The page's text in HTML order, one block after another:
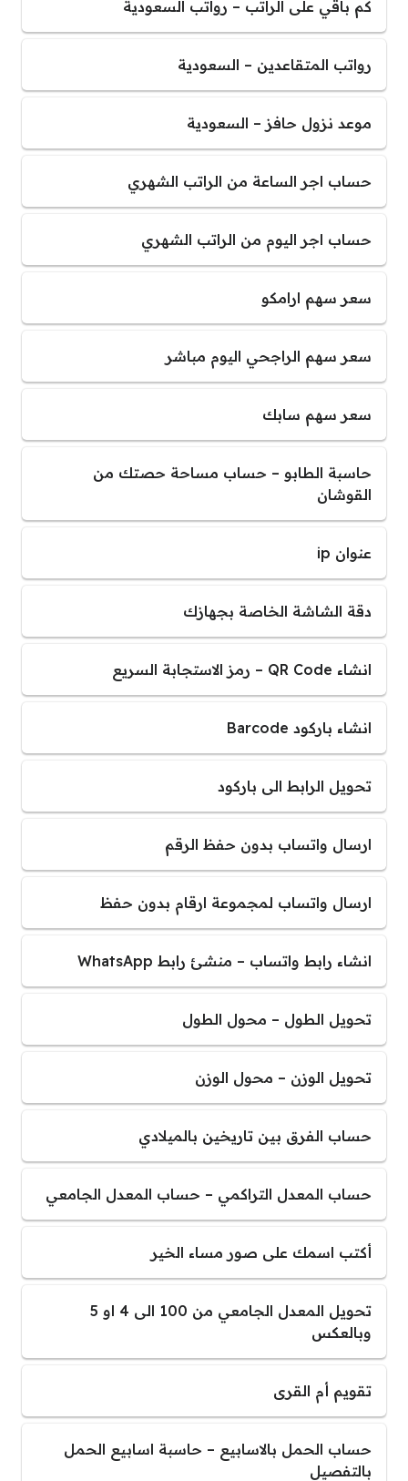
كم باقي على الراتب – رواتب السعودية
رواتب المتقاعدين – السعودية
موعد نزول حافز – السعودية
حساب اجر الساعة من الراتب الشهري
حساب اجر اليوم من الراتب الشهري
سعر سهم ارامكو
سعر سهم الراجحي اليوم مباشر
سعر سهم سابك
حاسبة الطابو – حساب مساحة حصتك من
القوشان
عنوان ip
دقة الشاشة الخاصة بجهازك
انشاء QR Code – رمز الاستجابة السريع
انشاء باركود Barcode
تحويل الرابط الى باركود
ارسال واتساب بدون حفظ الرقم
ارسال واتساب لمجموعة ارقام بدون حفظ
انشاء رابط واتساب – منشئ رابط WhatsApp
تحويل الطول – محول الطول
تحويل الوزن – محول الوزن
حساب الفرق بين تاريخين بالميلادي
حساب المعدل التراكمي – حساب المعدل الجامعي
أكتب اسمك على صور مساء الخير
تحويل المعدل الجامعي من 100 الى 4 او 5
وبالعكس
تقويم أم القرى
حساب الحمل بالاسابيع – حاسبة اسابيع الحمل
بالتفصيل